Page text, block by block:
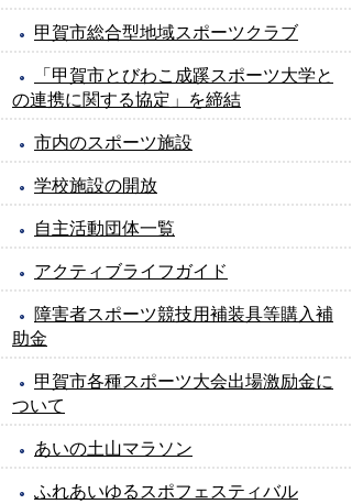
甲賀市総合型地域スポーツクラブ
「甲賀市とびわこ成蹊スポーツ大学と
の連携に関する協定」を締結
市内のスポーツ施設
学校施設の開放
自主活動団体一覧
アクティブライフガイド
障害者スポーツ競技用補装具等購入補
助金
甲賀市各種スポーツ大会出場激励金に
ついて
あいの土山マラソン
ふれあいゆるスポフェスティバル